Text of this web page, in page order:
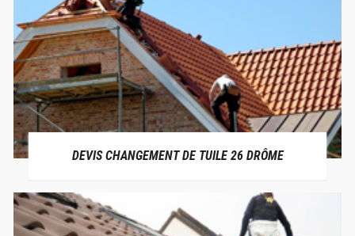
DEVIS CHANGEMENT DE TUILE 26 DRÔME